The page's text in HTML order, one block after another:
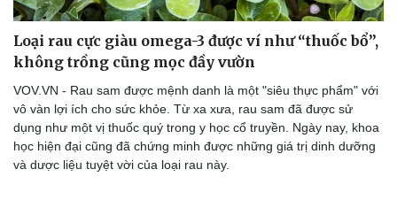
Loại rau cực giàu omega-3 được ví như “thuốc bổ”,
không trồng cũng mọc đầy vườn
VOV.VN - Rau sam được mệnh danh là một "siêu thực phẩm" với
vô vàn lợi ích cho sức khỏe. Từ xa xưa, rau sam đã được sử
dụng như một vị thuốc quý trong y học cổ truyền. Ngày nay, khoa
học hiện đại cũng đã chứng minh được những giá trị dinh dưỡng
và dược liệu tuyệt vời của loại rau này.